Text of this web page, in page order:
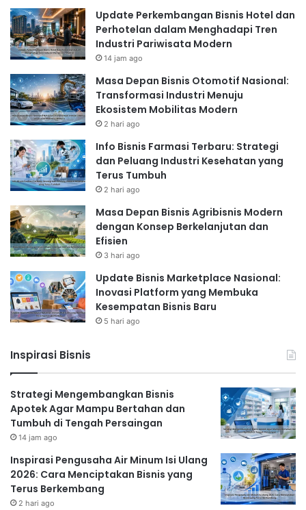
Update Perkembangan Bisnis Hotel dan
Perhotelan dalam Menghadapi Tren
Industri Pariwisata Modern
14 jam ago
Masa Depan Bisnis Otomotif Nasional:
Transformasi Industri Menuju
Ekosistem Mobilitas Modern
2 hari ago
Info Bisnis Farmasi Terbaru: Strategi
dan Peluang Industri Kesehatan yang
Terus Tumbuh
2 hari ago
Masa Depan Bisnis Agribisnis Modern
dengan Konsep Berkelanjutan dan
Efisien
3 hari ago
Update Bisnis Marketplace Nasional:
Inovasi Platform yang Membuka
Kesempatan Bisnis Baru
5 hari ago
Inspirasi Bisnis
Strategi Mengembangkan Bisnis
Apotek Agar Mampu Bertahan dan
Tumbuh di Tengah Persaingan
14 jam ago
Inspirasi Pengusaha Air Minum Isi Ulang
2026: Cara Menciptakan Bisnis yang
Terus Berkembang
2 hari ago